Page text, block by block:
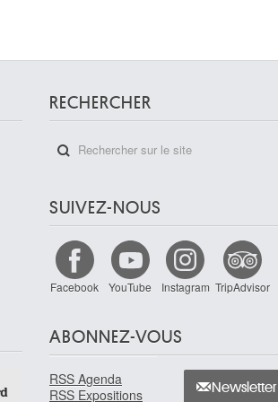
RECHERCHER
SUIVEZ-NOUS
Facebook YouTube Instagram TripAdvisor
ABONNEZ-VOUS
RSS Agenda
RSS Expositions
Newsletter